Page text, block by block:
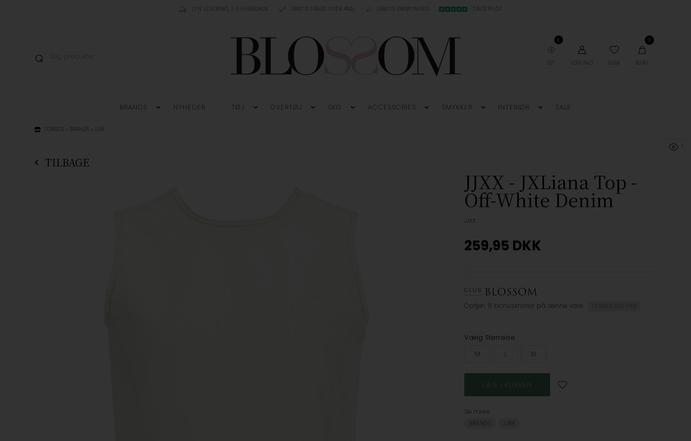
LYN LEVERING, 1-3 HVERDAGE GRATIS FRAGT OVER 499,- GRATIS OMBYTNING TRUSTPILOT
SET
1
LOG IND GEM
0
KURV
BRANDS NYHEDER TØJ OVERTØJ SKO ACCESSORIES SMYKKER INTERIØR SALE
FORSIDE » BRANDS »JJXX
TILBAGE
JJXX - JXLiana Top -
Off-White Denim
JJXX
259,95 DKK
Optjen 8 bonuskroner på denne vare TILMELD DIG HER
Vælg Størrelse
M
L XL
Se mere
BRANDS JJXX
1